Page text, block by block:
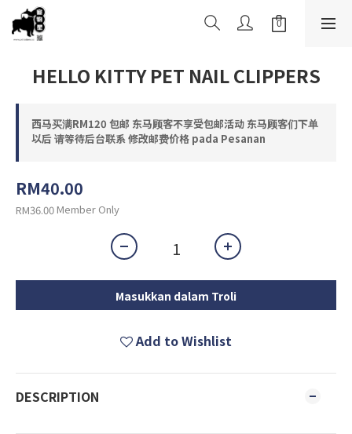
HELLO KITTY PET NAIL CLIPPERS
西马买满RM120 包邮 东马顾客不享受包邮活动 东马顾客们下单
以后 请等待后台联系 修改邮费价格 pada Pesanan
RM40.00
RM36.00Member Only
Masukkan dalam Troli
Add to Wishlist
DESCRIPTION